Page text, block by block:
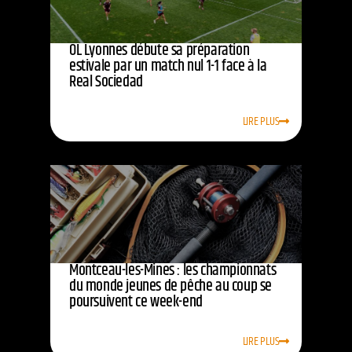
OL Lyonnes débute sa préparation
estivale par un match nul 1-1 face à la
Real Sociedad
LIRE PLUS
Montceau-les-Mines : les championnats
du monde jeunes de pêche au coup se
poursuivent ce week-end
LIRE PLUS